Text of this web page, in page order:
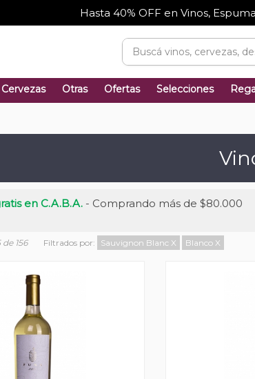
Hasta 40% OFF en Vinos,
Cervezas Otras Ofertas Selecciones
en C.A.B.A. - Comprando más de $80.000
156 Filtrados por: Sauvignon Blanc X Blanco X